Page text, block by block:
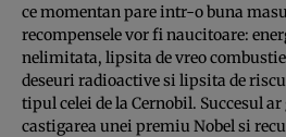
ce momentan pare intr-o buna
recompensele vor fi naucitoare:
nelimitata, lipsita de vreo
deseuri radioactive si lipsita de
tipul celei de la Cernobil. Succesul
castigarea unei premiu Nobel si